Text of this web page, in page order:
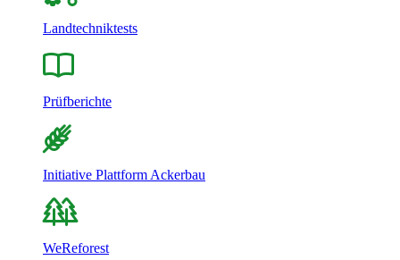
Landtechniktests
Prüfberichte
Initiative Plattform Ackerbau
WeReforest